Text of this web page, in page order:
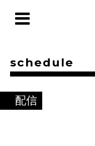
schedule
配信